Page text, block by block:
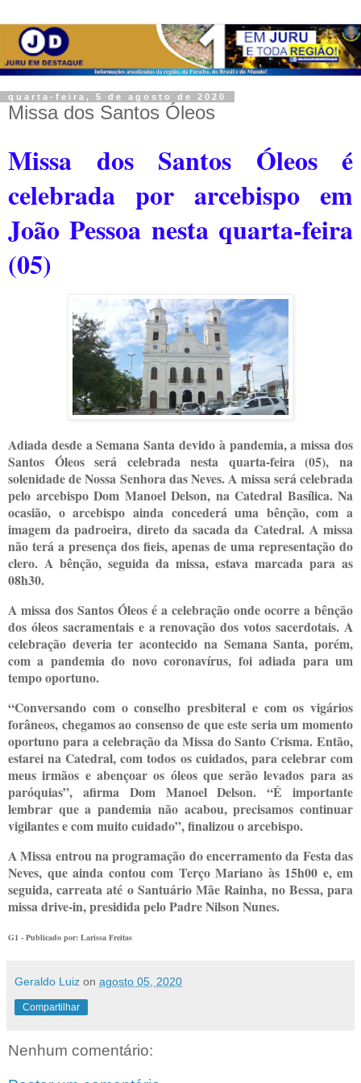
quarta-feira, 5 de agosto de 2020
Missa dos Santos Óleos
Missa dos Santos Óleos é
celebrada por arcebispo em
João Pessoa nesta quarta-feira
(05)
Adiada desde a Semana Santa devido à pandemia, a missa dos
Santos Óleos será celebrada nesta quarta-feira (05), na
solenidade de Nossa Senhora das Neves. A missa será celebrada
pelo arcebispo Dom Manoel Delson, na Catedral Basílica. Na
ocasião, o arcebispo ainda concederá uma bênção, com a
imagem da padroeira, direto da sacada da Catedral. A missa
não terá a presença dos fieis, apenas de uma representação do
clero. A bênção, seguida da missa, estava marcada para as
08h30.
A missa dos Santos Óleos é a celebração onde ocorre a bênção
dos óleos sacramentais e a renovação dos votos sacerdotais. A
celebração deveria ter acontecido na Semana Santa, porém,
com a pandemia do novo coronavírus, foi adiada para um
tempo oportuno.
“Conversando com o conselho presbiteral e com os vigários
forâneos, chegamos ao consenso de que este seria um momento
oportuno para a celebração da Missa do Santo Crisma. Então,
estarei na Catedral, com todos os cuidados, para celebrar com
meus irmãos e abençoar os óleos que serão levados para as
paróquias”, afirma Dom Manoel Delson. “É importante
lembrar que a pandemia não acabou, precisamos continuar
vigilantes e com muito cuidado”, finalizou o arcebispo.
A Missa entrou na programação do encerramento da Festa das
Neves, que ainda contou com Terço Mariano às 15h00 e, em
seguida, carreata até o Santuário Mãe Rainha, no Bessa, para
missa drive-in, presidida pelo Padre Nilson Nunes.
G1 - Publicado por: Larissa Freitas
Geraldo Luiz on agosto 05, 2020
Compartilhar
Nenhum comentário: